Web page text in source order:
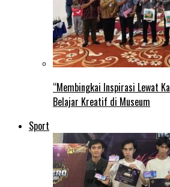
“Membingkai Inspirasi Lewat
Belajar Kreatif di Museum
Sport